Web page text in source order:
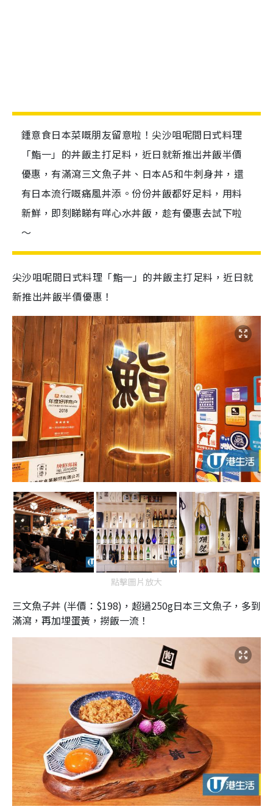
鍾意食日本菜嘅朋友留意啦！尖沙咀呢間日式料理
「鮨一」的丼飯主打足料，近日就新推出丼飯半價
優惠，有滿瀉三文魚子丼、日本A5和牛刺身丼，還
有日本流行嘅痛風丼添。份份丼飯都好足料，用料
新鮮，即刻睇睇有咩心水丼飯，趁有優惠去試下啦
～
尖沙咀呢間日式料理「鮨一」的丼飯主打足料，近日就
新推出丼飯半價優惠！
點擊圖片放大
三文魚子丼 (半價：$198)，超過250g日本三文魚子，多到
滿瀉，再加埋蛋黃，撈飯一流！